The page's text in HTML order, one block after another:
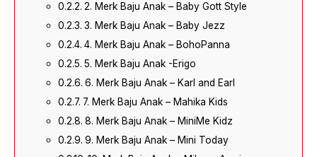
2. Merk Baju Anak – Baby Gott Style
3. Merk Baju Anak – Baby Jezz
4. Merk Baju Anak – BohoPanna
5. Merk Baju Anak -Erigo
6. Merk Baju Anak – Karl and Earl
7. Merk Baju Anak – Mahika Kids
8. Merk Baju Anak – MiniMe Kidz
9. Merk Baju Anak – Mini Today